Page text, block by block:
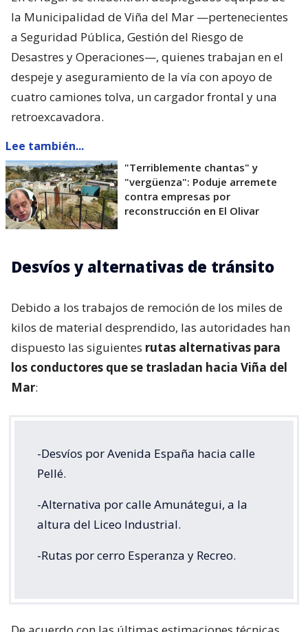
la Municipalidad de Viña del Mar —pertenecientes
a Seguridad Pública, Gestión del Riesgo de
Desastres y Operaciones—, quienes trabajan en el
despeje y aseguramiento de la vía con apoyo de
cuatro camiones tolva, un cargador frontal y una
retroexcavadora.
Lee también...
"Terriblemente chantas" y
"vergüenza": Poduje arremete
contra empresas por
reconstrucción en El Olivar
Desvíos y alternativas de tránsito
Debido a los trabajos de remoción de los miles de
kilos de material desprendido, las autoridades han
dispuesto las siguientes rutas alternativas para
los conductores que se trasladan hacia Viña del
Mar:
-Desvíos por Avenida España hacia calle
Pellé.
-Alternativa por calle Amunátegui, a la
altura del Liceo Industrial.
-Rutas por cerro Esperanza y Recreo.